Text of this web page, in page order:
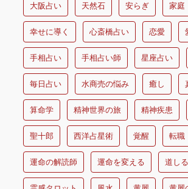
大阪占い 天然石 安らぎ 家庭
幸せに導く 心斎橋占い 恋愛
手相占い 手相占い師 星座占い
毎日占い 水商売の悩み 癒し
算命学 精神世界の旅 精神疾患
聖十郎 西洋占星術 覚醒 転職
運命の解読師 運命を変える 道し